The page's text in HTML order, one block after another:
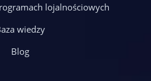
lojalnościowych
wiedzy
Blog